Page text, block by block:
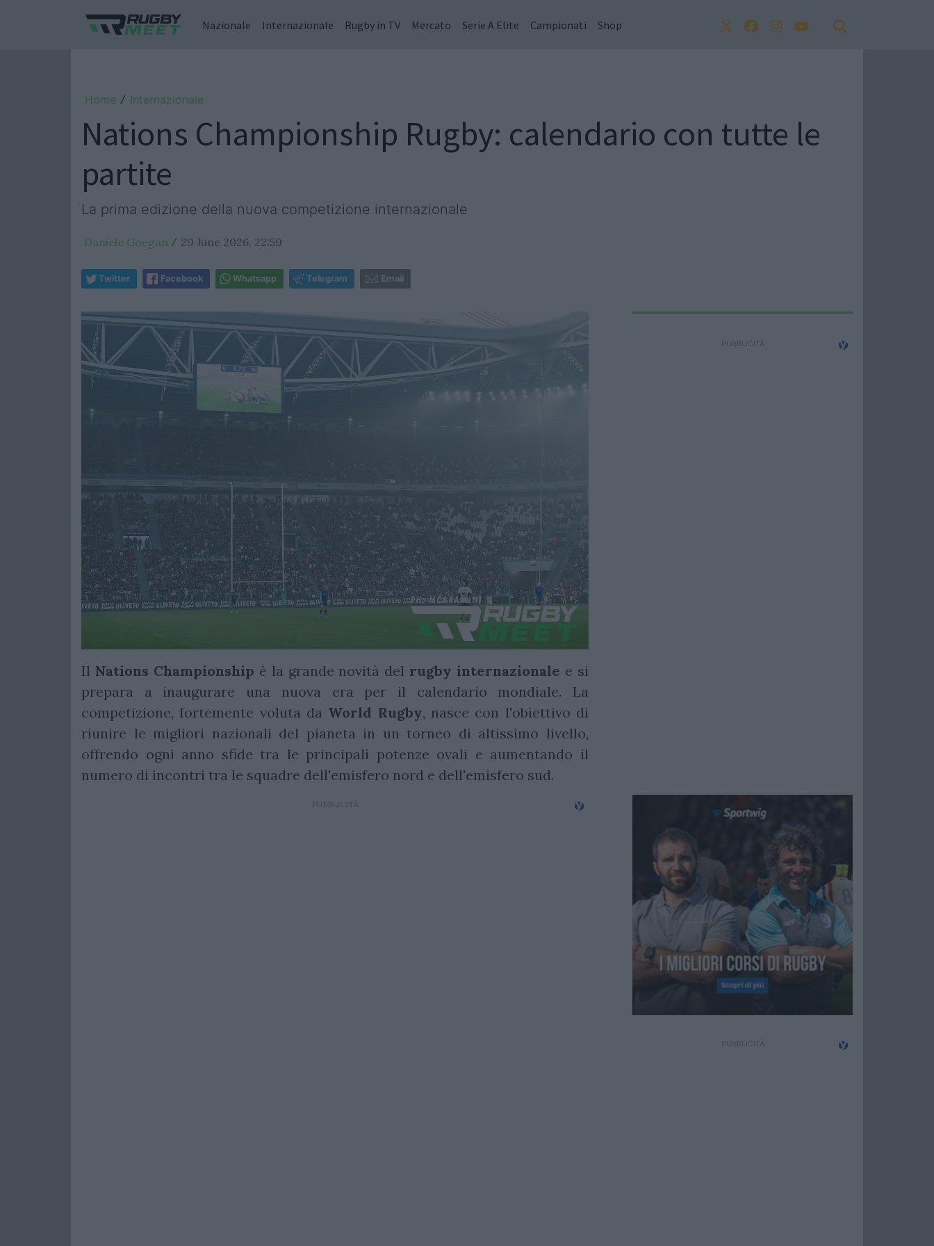
Nazionale Internazionale Rugby in TV Mercato Serie A Elite Campionati Shop
Home / Internazionale
Nations Championship Rugby: calendario con tutte le
partite
La prima edizione della nuova competizione internazionale
Daniele Goegan / 29 June 2026, 22:59
Twitter Facebook Whatsapp Telegram Email
Il Nations Championship è la grande novità del rugby internazionale e si
prepara a inaugurare una nuova era per il calendario mondiale. La
competizione, fortemente voluta da World Rugby, nasce con l'obiettivo di
riunire le migliori nazionali del pianeta in un torneo di altissimo livello,
offrendo ogni anno sfide tra le principali potenze ovali e aumentando il
numero di incontri tra le squadre dell'emisfero nord e dell'emisfero sud.